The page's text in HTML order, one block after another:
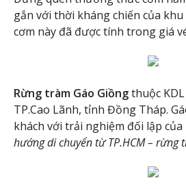
gắn với thời kháng chiến của khu
cơm này đã được tính trong giá
Rừng tràm Gáo Giồngthuộc
TP.Cao Lãnh, tỉnh Đồng Tháp.
khách với trải nghiệm đối lập của
hướng di chuyển từ TP.HCM – rừng